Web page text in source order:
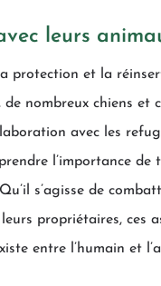
leurs
et la
nombreux chiens
avec les
l’importance
s’agisse de
propriétaires, ces
entre l’humain et